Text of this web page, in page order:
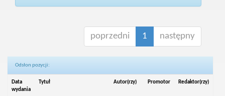
poprzedni 1 następny
Odsłon pozycji:
Data
wydania
Tytuł Autor(rzy) Promotor Redaktor(rzy)